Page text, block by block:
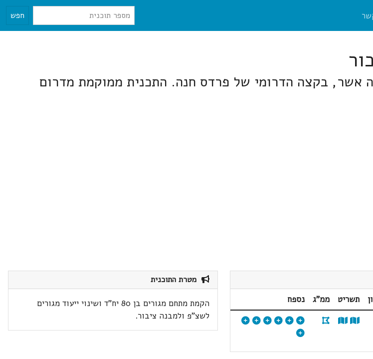
חפש
אשר, בקצה הדרומי של פרדס חנה. התכנית ממוקמת מדרום
תשריט ממ"ג
נספח
מטרת התוכנית
הקמת מתחם מגורים בן 80 יח"ד ושינוי ייעוד מגורים
לשצ"פ ולמבנה ציבור.